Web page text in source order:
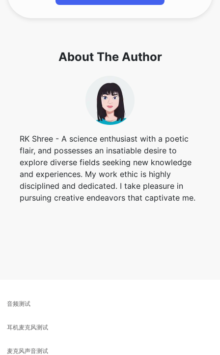
About The Author
RK Shree - A science enthusiast with a poetic
flair, and possesses an insatiable desire to
explore diverse fields seeking new knowledge
and experiences. My work ethic is highly
disciplined and dedicated. I take pleasure in
pursuing creative endeavors that captivate me.
音频测试
耳机麦克风测试
麦克风声音测试